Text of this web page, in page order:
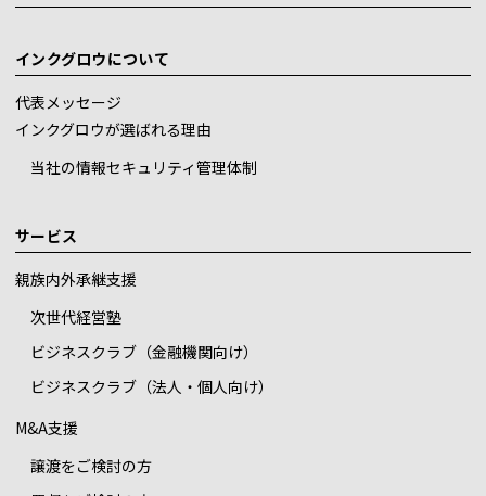
インクグロウについて
代表メッセージ
インクグロウが選ばれる理由
当社の情報セキュリティ管理体制
サービス
親族内外承継支援
次世代経営塾
ビジネスクラブ（金融機関向け）
ビジネスクラブ（法人・個人向け）
M&A支援
譲渡をご検討の方